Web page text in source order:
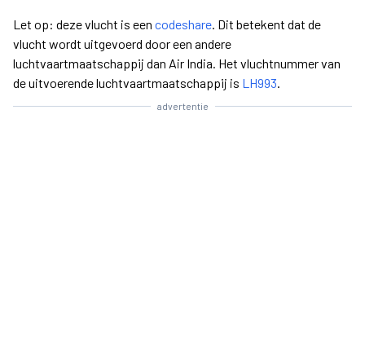
Let op: deze vlucht is een codeshare. Dit betekent dat de
vlucht wordt uitgevoerd door een andere
luchtvaartmaatschappij dan Air India. Het vluchtnummer van
de uitvoerende luchtvaartmaatschappij is LH993.
advertentie